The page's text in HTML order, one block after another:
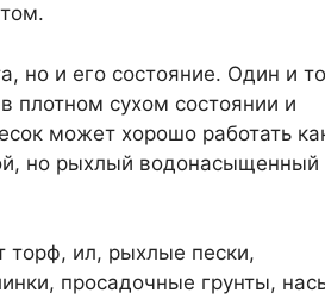
но и его состояние. Один и
плотном сухом состоянии и
может хорошо работать
но рыхлый водонасыщенный
торф, ил, рыхлые пески,
просадочные грунты,